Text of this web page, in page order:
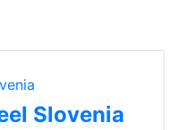
Slovenia